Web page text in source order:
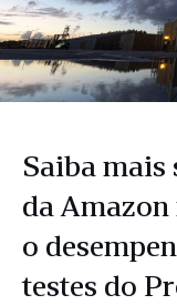
Saiba
da Amazon
o
testes do